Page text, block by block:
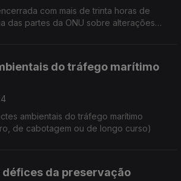
com mais de trinta horas de
das partes da ONU sobre alterações
do tráfego marítimo
ambientais do tráfego marítimo
de cabotagem ou de longo curso)
défices da preservação